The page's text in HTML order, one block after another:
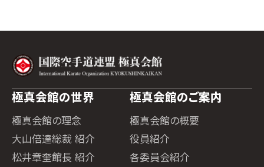
極真会館の世界
極真会館の理念
大山倍達総裁 紹介
松井章奎館長 紹介
極真会館のご案内
極真会館の概要
役員紹介
各委員会紹介